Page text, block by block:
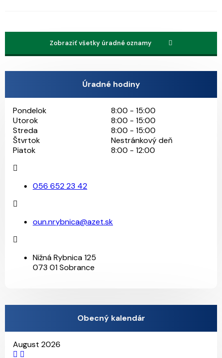
Zobraziť všetky úradné oznamy
Úradné hodiny
Pondelok
8:00 - 15:00
Utorok
8:00 - 15:00
Streda
8:00 - 15:00
Štvrtok
Nestránkový deň
Piatok
8:00 - 12:00
056 652 23 42
oun.nrybnica@azet.sk
Nižná Rybnica 125
073 01 Sobrance
Obecný kalendár
August 2026